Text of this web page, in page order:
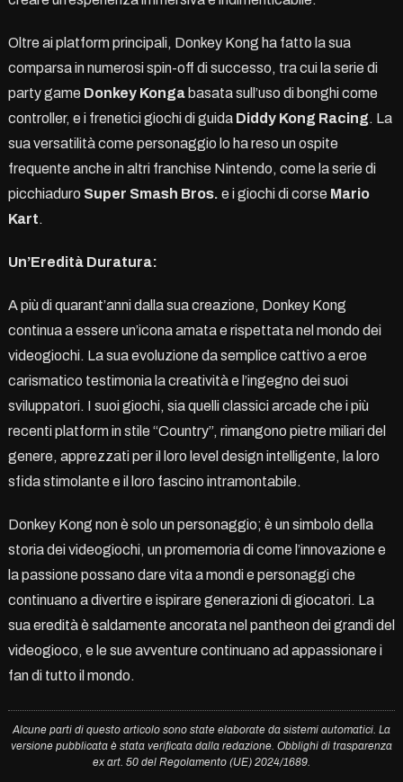
Oltre ai platform principali, Donkey Kong ha fatto la sua
comparsa in numerosi spin-off di successo, tra cui la serie di
party game Donkey Kongabasata sull’uso di bonghi come
controller, e i frenetici giochi di guida Diddy Kong Racing. La
sua versatilità come personaggio lo ha reso un ospite
frequente anche in altri franchise Nintendo, come la serie di
picchiaduro Super Smash Bros. e i giochi di corse Mario
Kart.
Un’Eredità Duratura:
A più di quarant’anni dalla sua creazione, Donkey Kong
continua a essere un’icona amata e rispettata nel mondo dei
videogiochi. La sua evoluzione da semplice cattivo a eroe
carismatico testimonia la creatività e l’ingegno dei suoi
sviluppatori. I suoi giochi, sia quelli classici arcade che i più
recenti platform in stile “Country”, rimangono pietre miliari del
genere, apprezzati per il loro level design intelligente, la loro
sfida stimolante e il loro fascino intramontabile.
Donkey Kong non è solo un personaggio; è un simbolo della
storia dei videogiochi, un promemoria di come l’innovazione e
la passione possano dare vita a mondi e personaggi che
continuano a divertire e ispirare generazioni di giocatori. La
sua eredità è saldamente ancorata nel pantheon dei grandi del
videogioco, e le sue avventure continuano ad appassionare i
fan di tutto il mondo.
Alcune parti di questo articolo sono state elaborate da sistemi automatici. La
versione pubblicata è stata verificata dalla redazione. Obblighi di trasparenza
ex art. 50 del Regolamento (UE) 2024/1689.